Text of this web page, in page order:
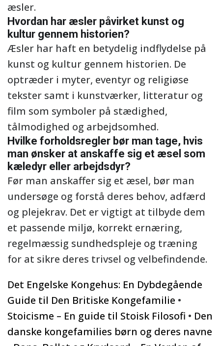
æsler.
Hvordan har æsler påvirket kunst og
kultur gennem historien?
Æsler har haft en betydelig indflydelse på
kunst og kultur gennem historien. De
optræder i myter, eventyr og religiøse
tekster samt i kunstværker, litteratur og
film som symboler på stædighed,
tålmodighed og arbejdsomhed.
Hvilke forholdsregler bør man tage, hvis
man ønsker at anskaffe sig et æsel som
kæledyr eller arbejdsdyr?
Før man anskaffer sig et æsel, bør man
undersøge og forstå deres behov, adfærd
og plejekrav. Det er vigtigt at tilbyde dem
et passende miljø, korrekt ernæring,
regelmæssig sundhedspleje og træning
for at sikre deres trivsel og velbefindende.
Det Engelske Kongehus: En Dybdegående
Guide til Den Britiske Kongefamilie •
Stoicisme – En guide til Stoisk Filosofi • Den
danske kongefamilies børn og deres navne